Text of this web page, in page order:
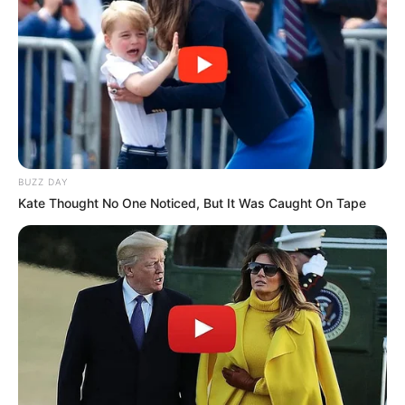
Sans oublier les possibilités de jouer la base quinté comme
super base Turf pour faire un Quarté Quinté. Une base
incontournable pour les jeux en champs réduits.
Suivez le bilan Journalier, Mensuel et Annuel sur le tableau
situé sur la
page des stats.
3 IBIKI DE HOUELLE
= 1er
11 HIP HOP HAUFOR
3-14 = Couplé Gagnant et 2sur4.
Découvrez le
taux de réussite de onze pronostiqueurs de la
au jeu du Simple Gagnant et Placé sur les 10 derniers
Quinté de Trot attelé.
Les Meilleures cotes pour les plus grandes compétitions de
Football sont ici.
BUZZ DAY
Kate Thought No One Noticed, But It Was Caught On Tape